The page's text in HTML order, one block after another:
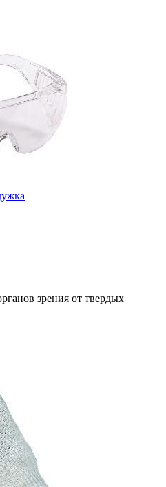
зрения от твердых